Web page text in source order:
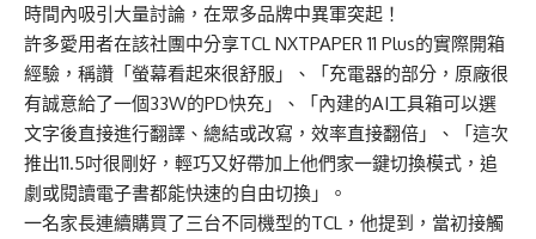
時間內吸引大量討論，在眾多品牌中異軍突起！
許多愛用者在該社團中分享TCL NXTPAPER 11 Plus的實際開箱
經驗，稱讚「螢幕看起來很舒服」、「充電器的部分，原廠很
有誠意給了一個33W的PD快充」、「內建的AI工具箱可以選
文字後直接進行翻譯、總結或改寫，效率直接翻倍」、「這次
推出11.5吋很剛好，輕巧又好帶加上他們家一鍵切換模式，追
劇或閱讀電子書都能快速的自由切換」。
一名家長連續購買了三台不同機型的TCL，他提到，當初接觸